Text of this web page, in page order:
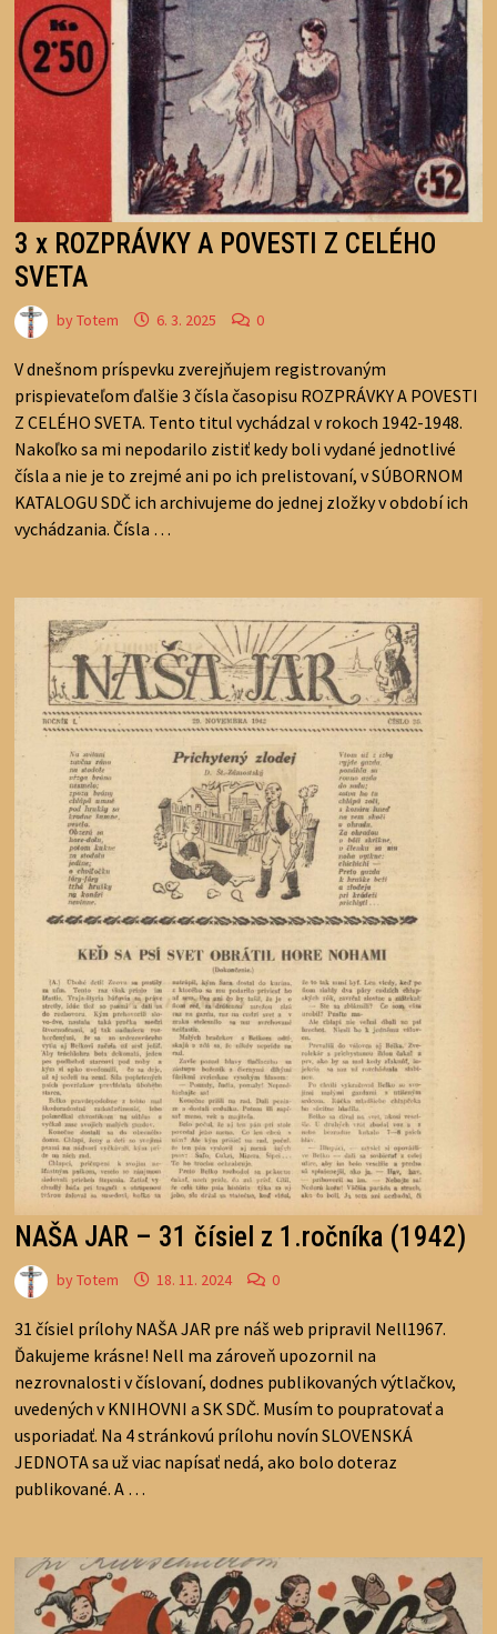
3 x ROZPRÁVKY A POVESTI Z CELÉHO
SVETA
byTotem 6. 3. 2025 0
V dnešnom príspevku zverejňujem registrovaným
prispievateľom ďalšie 3 čísla časopisu ROZPRÁVKY A POVESTI
Z CELÉHO SVETA. Tento titul vychádzal v rokoch 1942-1948.
Nakoľko sa mi nepodarilo zistiť kedy boli vydané jednotlivé
čísla a nie je to zrejmé ani po ich prelistovaní, v SÚBORNOM
KATALOGU SDČ ich archivujeme do jednej zložky v období ich
vychádzania. Čísla …
NAŠA JAR – 31 čísiel z 1.ročníka (1942)
byTotem 18. 11. 2024 0
31 čísiel prílohy NAŠA JAR pre náš web pripravil Nell1967.
Ďakujeme krásne! Nell ma zároveň upozornil na
nezrovnalosti v číslovaní, dodnes publikovaných výtlačkov,
uvedených v KNIHOVNI a SK SDČ. Musím to poupratovať a
usporiadať. Na 4 stránkovú prílohu novín SLOVENSKÁ
JEDNOTA sa už viac napísať nedá, ako bolo doteraz
publikované. A …